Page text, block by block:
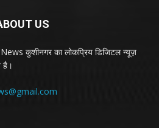
US
कुशीनगर का लोकप्रिय डिजिटल न्यूज़
है।